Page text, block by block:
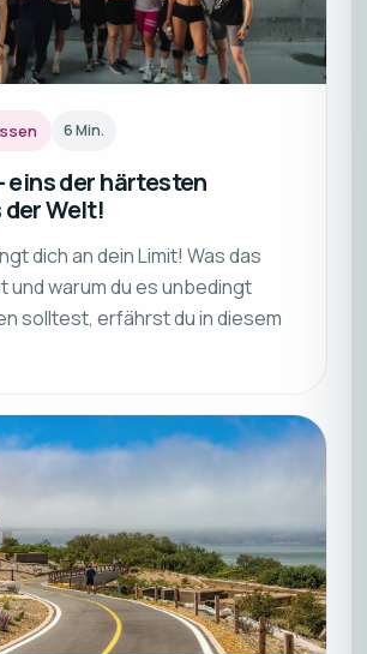
6Min.
eins der härtesten
Welt!
dich an dein Limit! Was das
und warum du es unbedingt
solltest, erfährst du in diesem